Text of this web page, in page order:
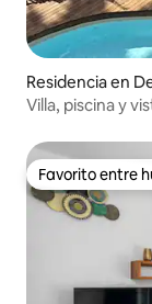
Residencia en
Villa, piscina y
Favorito entre
Favorito entre